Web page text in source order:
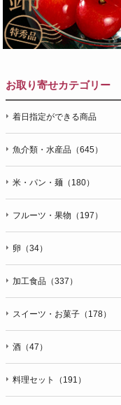
お取り寄せカテゴリー
着日指定ができる商品
魚介類・水産品（645）
米・パン・麺（180）
フルーツ・果物（197）
卵（34）
加工食品（337）
スイーツ・お菓子（178）
酒（47）
料理セット（191）